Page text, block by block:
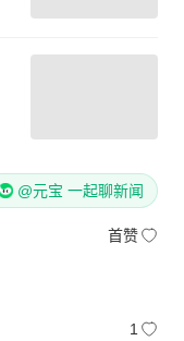
@元宝 一起聊新闻
首赞
1